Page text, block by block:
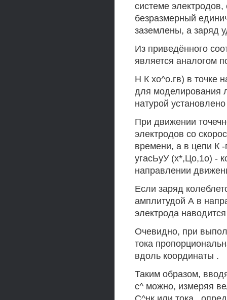
системе
безразмерный
заземлены, а заряд
Из приведённого
является аналогом
Н К хо^о.гв) в точке
для моделирования
натурой
При движении
электродов со
времени, а в цепи К -
угасЬуУ (х*,Цо,1о) -
направлении
Если заряд
амплитудой А в
электрода
Очевидно, при
тока
вдоль координаты .
Таким образом,
с^ можно, измеряя